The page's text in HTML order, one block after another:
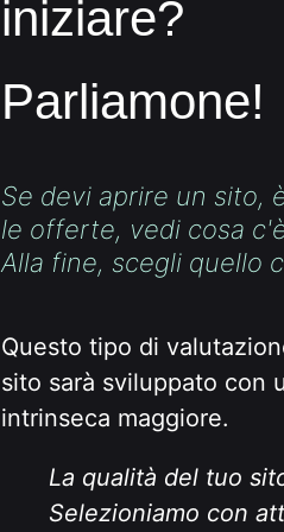
iniziare?
Parliamone!
Se devi aprire un sito,
le offerte, vedi cosa
Alla fine, scegli quello
Questo tipo di
sito sarà sviluppato con
intrinseca maggiore.
La qualità del tuo
Selezioniamo con